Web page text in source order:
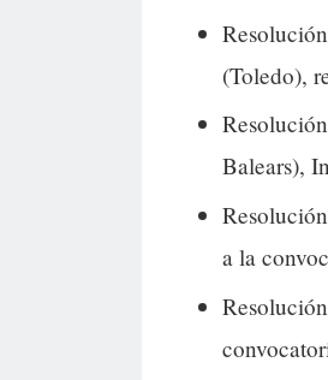
(Toledo),
Balears),
a la